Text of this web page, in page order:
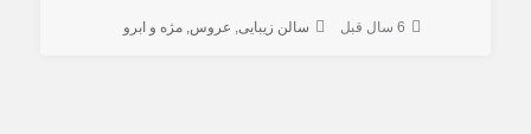
6 سال قبل سالن زیبایی عروس مژه و ابرو